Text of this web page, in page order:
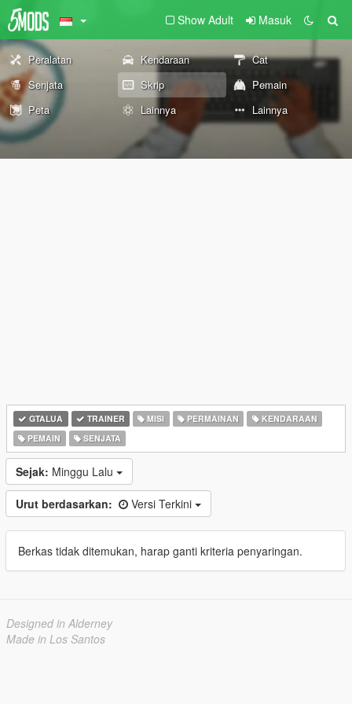
Show Adult Masuk
Peralatan Kendaraan
Cat
Senjata
Skrip
Pemain
Peta
Lainnya Lainnya
GTALUA TRAINER MISI PERMAINAN
KENDARAAN
PEMAIN
SENJATA
Sejak: Minggu Lalu
Urut berdasarkan: Versi Terkini
Berkas tidak ditemukan, harap ganti kriteria penyaringan.
Designed in Alderney
Made in Los Santos